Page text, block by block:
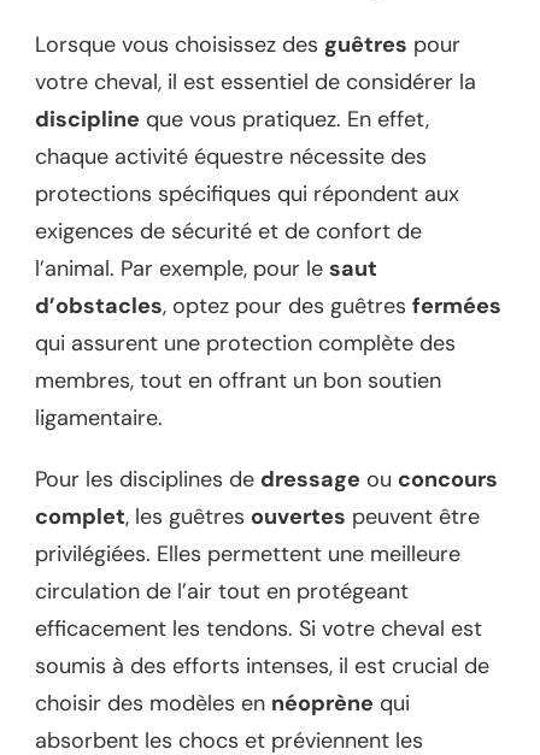
Lorsque vous choisissez des guêtres pour
votre cheval, il est essentiel de considérer la
discipline que vous pratiquez. En effet,
chaque activité équestre nécessite des
protections spécifiques qui répondent aux
exigences de sécurité et de confort de
l’animal. Par exemple, pour le saut
d’obstacles, optez pour des guêtres fermées
qui assurent une protection complète des
membres, tout en offrant un bon soutien
ligamentaire.
Pour les disciplines de dressage ou concours
complet, les guêtres ouvertes peuvent être
privilégiées. Elles permettent une meilleure
circulation de l’air tout en protégeant
efficacement les tendons. Si votre cheval est
soumis à des efforts intenses, il est crucial de
choisir des modèles en néoprène qui
absorbent les chocs et préviennent les